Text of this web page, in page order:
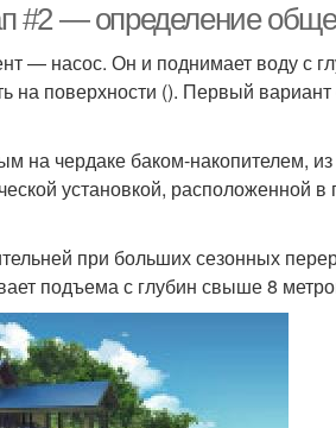
#2 — определение
— насос. Он и поднимает воду с
на поверхности (). Первый
на чердаке баком-накопителем, из
установкой, расположенной
при больших сезонных
подъема с глубин свыше 8